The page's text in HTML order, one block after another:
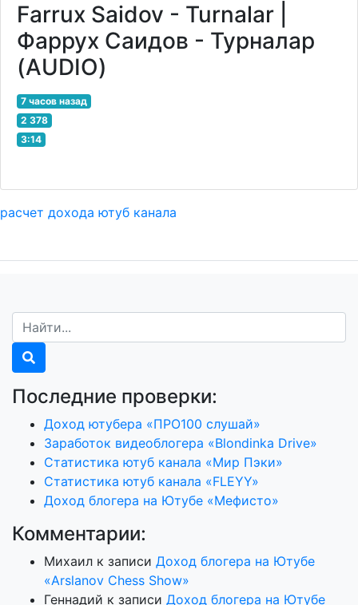
Farrux Saidov - Turnalar |
Фаррух Саидов - Турналар
(AUDIO)
7 часов назад
2 378
3:14
расчет дохода ютуб канала
Последние проверки:
Доход ютубера «ПРО100 слушай»
Заработок видеоблогера «Blondinka Drive»
Статистика ютуб канала «Мир Пэки»
Статистика ютуб канала «FLEYY»
Доход блогера на Ютубе «Мефисто»
Комментарии:
Михаил к записи Доход блогера на Ютубе
«Arslanov Chess Show»
Геннадий к записи Доход блогера на Ютубе